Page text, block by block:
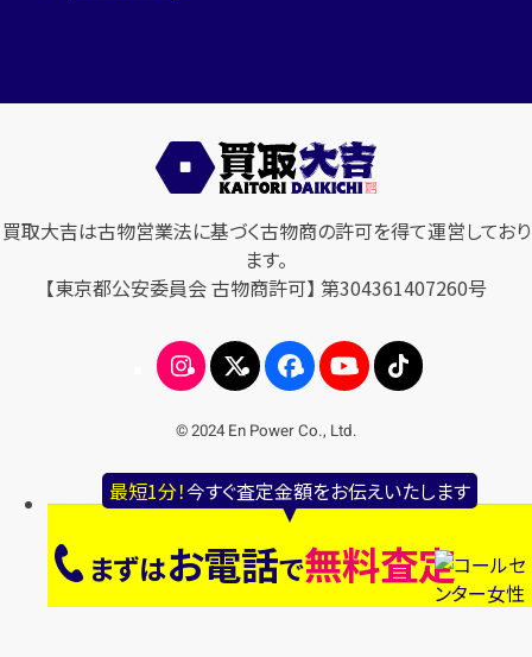
最短1分！今すぐ査定金額をお伝えいたします
まずはお電話で無料査定
買取大吉は古物営業法に基づく古物商の許可を得て運営しており
ます。
【東京都公安委員会 古物商許可】 第304361407260号
© 2024 En Power Co., Ltd.